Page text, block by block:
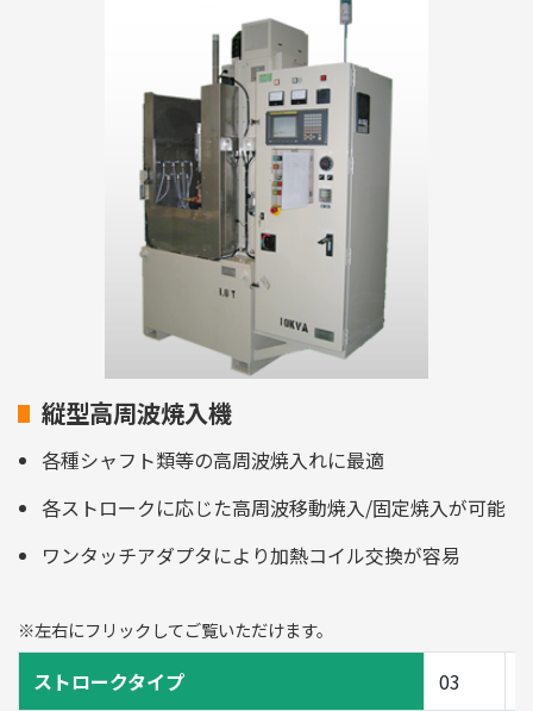
縦型高周波焼入機
各種シャフト類等の高周波焼入れに最適
各ストロークに応じた高周波移動焼入/固定焼入が可能
ワンタッチアダプタにより加熱コイル交換が容易
※左右にフリックしてご覧いただけます。
ストロークタイプ 03